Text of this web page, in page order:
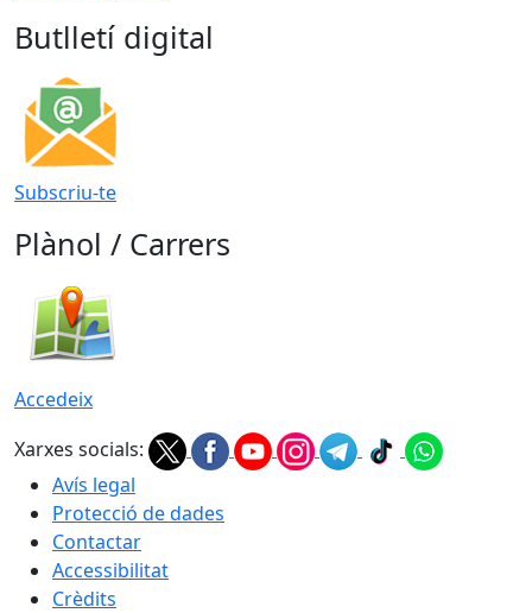
Butlletí digital
Subscriu-te
Plànol / Carrers
Accedeix
Xarxes socials:
Avís legal
Protecció de dades
Contactar
Accessibilitat
Crèdits